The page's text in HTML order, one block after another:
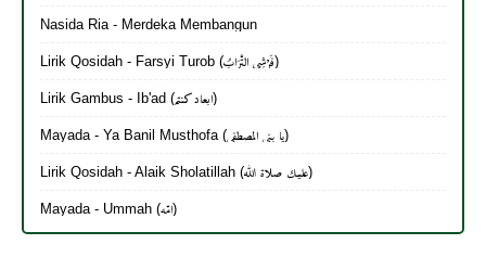
Nasida Ria - Merdeka Membangun
Lirik Qosidah - Farsyi Turob (فَرْشِي التُّرَابُ)
Lirik Gambus - Ib'ad (ابعاد كنتم)
Mayada - Ya Banil Musthofa (يا بنی المصطفی)
Lirik Qosidah - Alaik Sholatillah (عليك صلاة الله)
Mayada - Ummah (امّه)